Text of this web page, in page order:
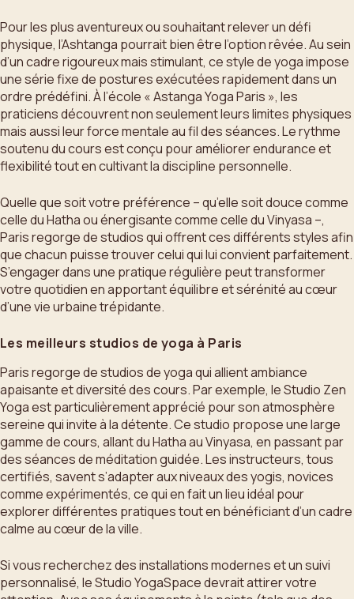
Pour les plus aventureux ou souhaitant relever un défi
physique, l’Ashtanga pourrait bien être l’option rêvée. Au sein
d’un cadre rigoureux mais stimulant, ce style de yoga impose
une série fixe de postures exécutées rapidement dans un
ordre prédéfini. À l’école « Astanga Yoga Paris », les
praticiens découvrent non seulement leurs limites physiques
mais aussi leur force mentale au fil des séances. Le rythme
soutenu du cours est conçu pour améliorer endurance et
flexibilité tout en cultivant la discipline personnelle.
Quelle que soit votre préférence – qu’elle soit douce comme
celle du Hatha ou énergisante comme celle du Vinyasa –,
Paris regorge de studios qui offrent ces différents styles afin
que chacun puisse trouver celui qui lui convient parfaitement.
S’engager dans une pratique régulière peut transformer
votre quotidien en apportant équilibre et sérénité au cœur
d’une vie urbaine trépidante.
Les meilleurs studios de yoga à Paris
Paris regorge de studios de yoga qui allient ambiance
apaisante et diversité des cours. Par exemple, le Studio Zen
Yoga est particulièrement apprécié pour son atmosphère
sereine qui invite à la détente. Ce studio propose une large
gamme de cours, allant du Hatha au Vinyasa, en passant par
des séances de méditation guidée. Les instructeurs, tous
certifiés, savent s’adapter aux niveaux des yogis, novices
comme expérimentés, ce qui en fait un lieu idéal pour
explorer différentes pratiques tout en bénéficiant d’un cadre
calme au cœur de la ville.
Si vous recherchez des installations modernes et un suivi
personnalisé, le Studio YogaSpace devrait attirer votre